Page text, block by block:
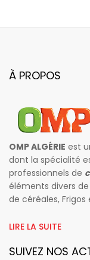
À PROPOS
OMP ALGÉRIE est
dont la spécialité
professionnels de
éléments divers
de céréales, Frigos
LIRE LA SUITE
SUIVEZ NOS